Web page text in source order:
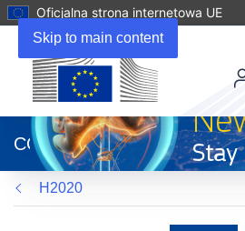
Skip to main content
Oficjalna strona internetowa UE
otworzy
się
w
nowym
oknie)
CORDIS
H2020